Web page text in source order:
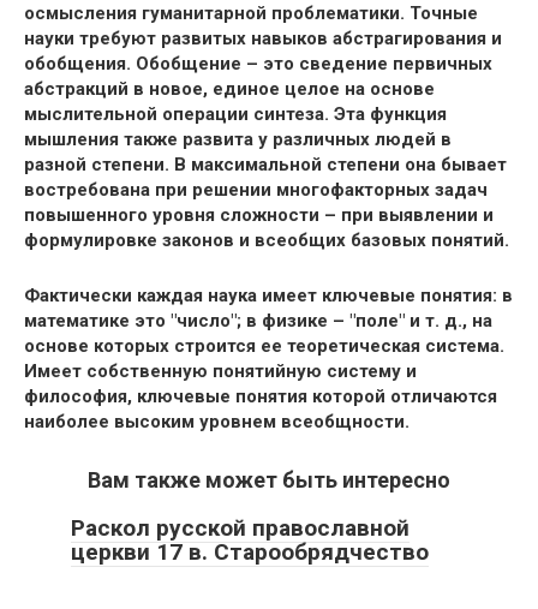
осмысления гуманитарной проблематики. Точные
науки требуют развитых навыков абстрагирования и
обобщения. Обобщение – это сведение первичных
абстракций в новое, единое целое на основе
мыслительной операции синтеза. Эта функция
мышления также развита у различных людей в
разной степени. В максимальной степени она бывает
востребована при решении многофакторных задач
повышенного уровня сложности – при выявлении и
формулировке законов и всеобщих базовых понятий.
Фактически каждая наука имеет ключевые понятия: в
математике это "число"; в физике – "поле" и т. д., на
основе которых строится ее теоретическая система.
Имеет собственную понятийную систему и
философия, ключевые понятия которой отличаются
наиболее высоким уровнем всеобщности.
Вам также может быть интересно
Раскол русской православной
церкви 17 в. Старообрядчество